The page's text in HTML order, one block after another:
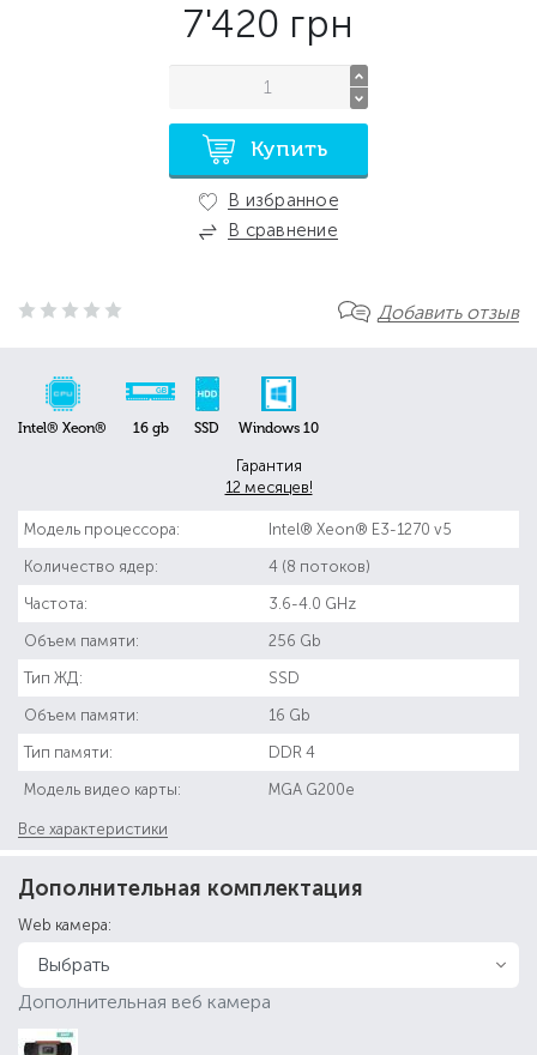
Добавить отзыв
Intel® Xeon® 16 gb SSD Windows 10
Гарантия
12 месяцев!
Модель процессора: Intel® Xeon® E3-1270 v5
Количество ядер: 4 (8 потоков)
Частота: 3.6-4.0 GHz
Объем памяти: 256 Gb
Тип ЖД: SSD
Объем памяти: 16 Gb
Тип памяти: DDR 4
Модель видео карты: MGA G200e
Все характеристики
Дополнительная комплектация
Web камера:
Дополнительная веб камера
7'420 грн
Купить
В избранное
В сравнение